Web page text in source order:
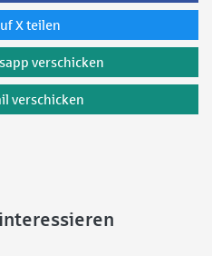
X teilen
verschicken
verschicken